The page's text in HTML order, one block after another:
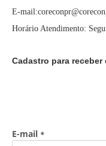
E-
Horário Atendimento:
Cadastro para receber